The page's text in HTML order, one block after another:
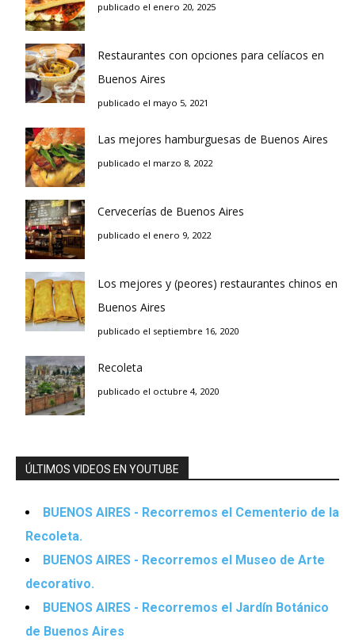
publicado el enero 20, 2025
Restaurantes con opciones para celíacos en
Buenos Aires
publicado el mayo 5, 2021
Las mejores hamburguesas de Buenos Aires
publicado el marzo 8, 2022
Cervecerías de Buenos Aires
publicado el enero 9, 2022
Los mejores y (peores) restaurantes chinos en
Buenos Aires
publicado el septiembre 16, 2020
Recoleta
publicado el octubre 4, 2020
ÚLTIMOS VIDEOS EN YOUTUBE
BUENOS AIRES - Recorremos el Cementerio de la
Recoleta.
BUENOS AIRES - Recorremos el Museo de Arte
decorativo.
BUENOS AIRES - Recorremos el Jardín Botánico
de Buenos Aires